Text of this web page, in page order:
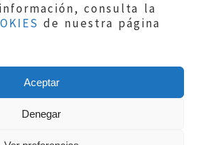
consulta la
de nuestra página
Aceptar
Denegar
Política de privacidad|
Datos
cookies
El Justicia de Aragón|
Sephor Consulting